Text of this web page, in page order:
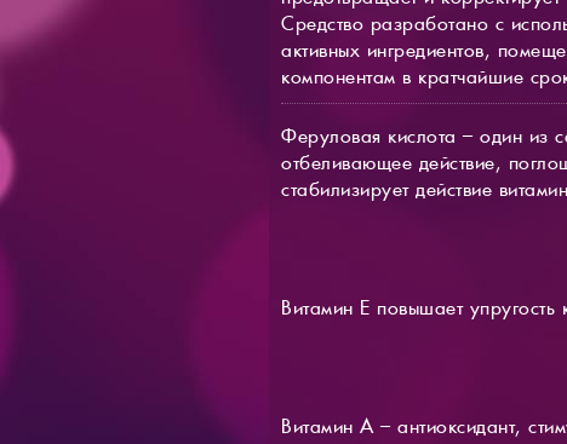
Средство разработано с
активных ингредиентов,
компонентам в кратчайшие
Феруловая кислота – один из
отбеливающее действие,
стабилизирует действие
Витамин Е повышает
Витамин А – антиоксидант,